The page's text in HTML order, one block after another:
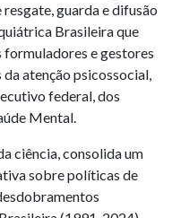
guarda e difusão
Brasileira que
formuladores e gestores
atenção psicossocial,
federal, dos
Mental.
ciência, consolida um
sobre políticas de